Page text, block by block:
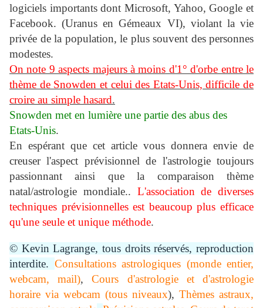
logiciels importants dont Microsoft, Yahoo, Google et
Facebook. (Uranus en Gémeaux VI), violant la vie
privée de la population, le plus souvent des personnes
modestes.
On note 9 aspects majeurs à moins d'1° d'orbe entre le
thème de Snowden et celui des Etats-Unis, difficile de
croire au simple hasard.
Snowden met en lumière une partie des abus des
Etats-Unis.
En espérant que cet article vous donnera envie de
creuser l'aspect prévisionnel de l'astrologie toujours
passionnant ainsi que la comparaison thème
natal/astrologie mondiale.. L'association de diverses
techniques prévisionnelles est beaucoup plus efficace
qu'une seule et unique méthode.
© Kevin Lagrange, tous droits réservés, reproduction
interdite. Consultations astrologiques (monde entier,
webcam, mail),Cours d'astrologie et d'astrologie
horaire via webcam (tous niveaux), Thèmes astraux,